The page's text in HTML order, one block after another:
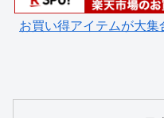
お買い得アイテムが大